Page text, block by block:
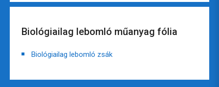
Biológiailag lebomló műanyag fólia
Biológiailag lebomló zsák